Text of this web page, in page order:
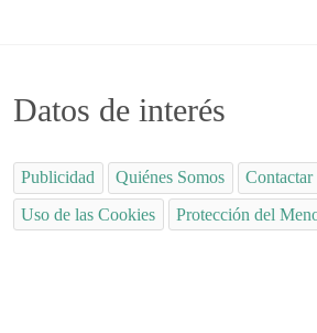
Datos de interés
Publicidad Quiénes Somos Contactar
Uso de las Cookies
Protección del